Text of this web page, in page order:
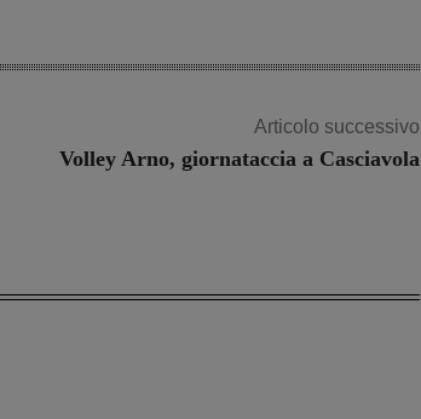
Articolo successivo
Volley Arno, giornataccia a Casciavola